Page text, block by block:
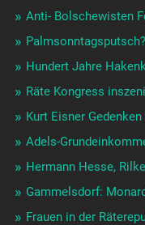
Anti- Bolschewisten
Hundert Jahre
Räte Kongress
Kurt Eisner
Adels-
Hermann Hesse,
Gammelsdorf:
Frauen in der